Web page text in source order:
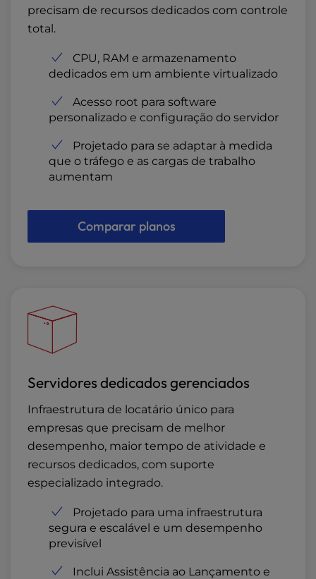
precisam de recursos dedicados com controle
total.
CPU, RAM e armazenamento
dedicados em um ambiente virtualizado
Acesso root para software
personalizado e configuração do servidor
Projetado para se adaptar à medida
que o tráfego e as cargas de trabalho
aumentam
Comparar planos
Servidores dedicados gerenciados
Infraestrutura de locatário único para
empresas que precisam de melhor
desempenho, maior tempo de atividade e
recursos dedicados, com suporte
especializado integrado.
Projetado para uma infraestrutura
segura e escalável e um desempenho
previsível
Inclui Assistência ao Lançamento e